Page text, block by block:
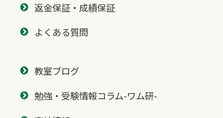
返金保証・成績保証
よくある質問
教室ブログ
勉強・受験情報コラム-ワム研-